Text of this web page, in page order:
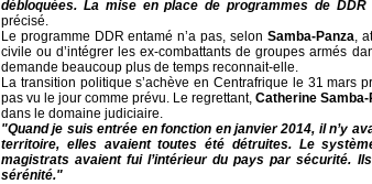
débloquées. La mise en place de programmes de
précisé.
Le programme DDR entamé n’a pas, selon Samba-Panza,
civile ou d’intégrer les ex-combattants de groupes armés
demande beaucoup plus de temps reconnait-elle.
La transition politique s’achève en Centrafrique le 31 mars
pas vu le jour comme prévu. Le regrettant, Catherine Samba-
dans le domaine judiciaire.
"Quand je suis entrée en fonction en janvier 2014, il n’y
territoire, elles avaient toutes été détruites. Le
magistrats avaient fui l’intérieur du pays par sécurité.
sérénité."